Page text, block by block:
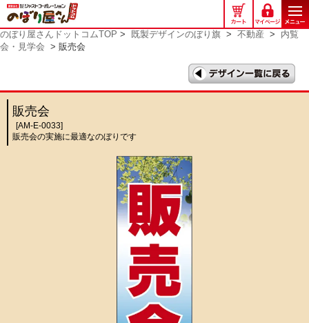
の
ぼ
り
屋
ド
コ
のぼり屋さんドットコムTOP > 既製デザインのぼり旗 > 不動産 >
内覧
会・見学会 > 販売会
販売会
[AM-E-0033]
販売会の実施に最適なのぼりです